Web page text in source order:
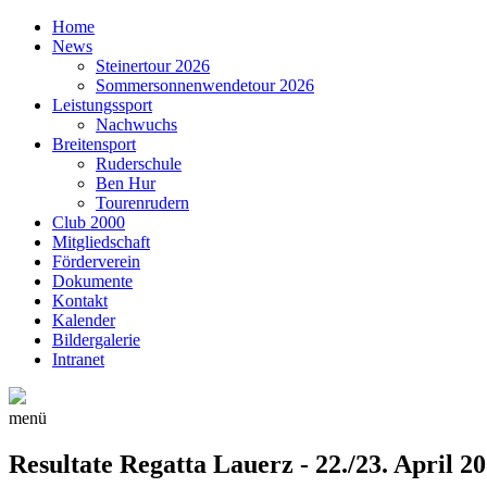
Home
News
Steinertour 2026
Sommersonnenwendetour 2026
Leistungssport
Nachwuchs
Breitensport
Ruderschule
Ben Hur
Tourenrudern
Club 2000
Mitgliedschaft
Förderverein
Dokumente
Kontakt
Kalender
Bildergalerie
Intranet
menü
Resultate Regatta Lauerz - 22./23. April